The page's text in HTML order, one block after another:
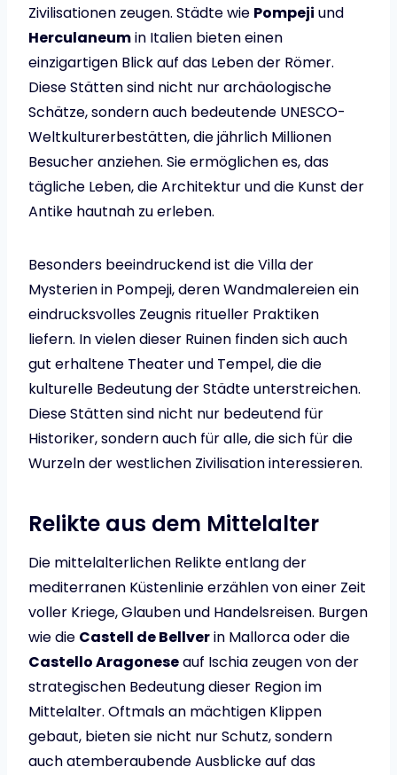
Zivilisationen zeugen. Städte wie Pompeji und
Herculaneumin Italien bieten einen
einzigartigen Blick auf das Leben der Römer.
Diese Stätten sind nicht nur archäologische
Schätze, sondern auch bedeutende UNESCO-
Weltkulturerbestätten, die jährlich Millionen
Besucher anziehen. Sie ermöglichen es, das
tägliche Leben, die Architektur und die Kunst der
Antike hautnah zu erleben.
Besonders beeindruckend ist die Villa der
Mysterien in Pompeji, deren Wandmalereien ein
eindrucksvolles Zeugnis ritueller Praktiken
liefern. In vielen dieser Ruinen finden sich auch
gut erhaltene Theater und Tempel, die die
kulturelle Bedeutung der Städte unterstreichen.
Diese Stätten sind nicht nur bedeutend für
Historiker, sondern auch für alle, die sich für die
Wurzeln der westlichen Zivilisation interessieren.
Relikte aus dem Mittelalter
Die mittelalterlichen Relikte entlang der
mediterranen Küstenlinie erzählen von einer Zeit
voller Kriege, Glauben und Handelsreisen. Burgen
wie die Castell de Bellverin Mallorca oder die
Castello Aragoneseauf Ischia zeugen von der
strategischen Bedeutung dieser Region im
Mittelalter. Oftmals an mächtigen Klippen
gebaut, bieten sie nicht nur Schutz, sondern
auch atemberaubende Ausblicke auf das